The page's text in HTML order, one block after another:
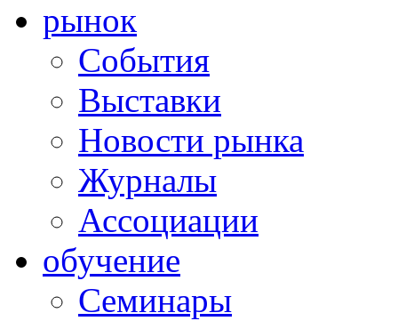
рынок
Cобытия
Выставки
Новости рынка
Журналы
Ассоциации
обучение
Семинары